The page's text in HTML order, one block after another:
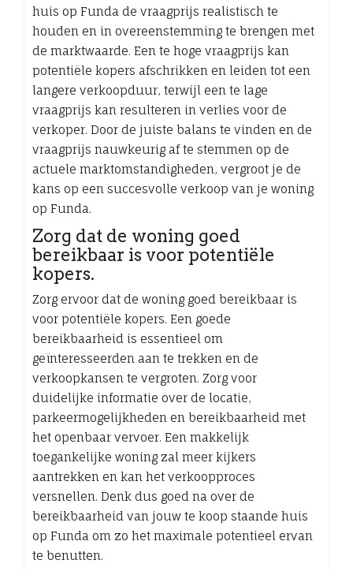
huis op Funda de vraagprijs realistisch te
houden en in overeenstemming te brengen met
de marktwaarde. Een te hoge vraagprijs kan
potentiële kopers afschrikken en leiden tot een
langere verkoopduur, terwijl een te lage
vraagprijs kan resulteren in verlies voor de
verkoper. Door de juiste balans te vinden en de
vraagprijs nauwkeurig af te stemmen op de
actuele marktomstandigheden, vergroot je de
kans op een succesvolle verkoop van je woning
op Funda.
Zorg dat de woning goed
bereikbaar is voor potentiële
kopers.
Zorg ervoor dat de woning goed bereikbaar is
voor potentiële kopers. Een goede
bereikbaarheid is essentieel om
geïnteresseerden aan te trekken en de
verkoopkansen te vergroten. Zorg voor
duidelijke informatie over de locatie,
parkeermogelijkheden en bereikbaarheid met
het openbaar vervoer. Een makkelijk
toegankelijke woning zal meer kijkers
aantrekken en kan het verkoopproces
versnellen. Denk dus goed na over de
bereikbaarheid van jouw te koop staande huis
op Funda om zo het maximale potentieel ervan
te benutten.